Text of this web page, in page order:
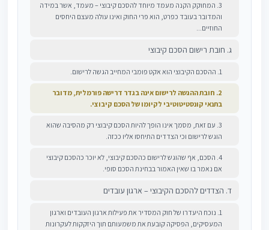
3. המחוקק הקנה מעמד מיוחד להסכם קיבוצי – מעמד, אשר במידה
והמדובר בעובד כפרט, הוא פרי החוק ואינו עולה מעצם היחסים
החוזיים...
ג. חובת רישום הסכם קיבוצי
1. ההסכם הקיבוצי הוא אקט פומבי המחייב הגשה לרישום.
2. חובת ההגשה לרישום אינה בגדר דרישה פורמלית, מדובר
בתנאי קונסטיטוטיבי לקיומו של הסכם קיבוצי.
3. עם זאת, מסמך אינו הופך להיות הסכם קיבוצי רק מהסיבה שהוא
הוגש לרישום וכי הצדדים התיחסו אליו ככזה.
4. הסכם, אף שהוגש לרישום כהסכם קיבוצי, לא יוכר כהסכם קיבוצי
אם נאמר בו שאין האמור בבחינת הסכם סופי.
ד. הצדדים להסכם הקיבוצי – ארגון עובדים
1. נוכח היעדרו של חוק המסדיר את פעילות ארגון העובדים וארגון
המעסיקים, הפסיקה קובעת את משמעותם תוך היזקקות לעקרונות